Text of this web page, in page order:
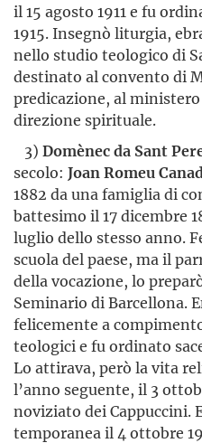
il 15 agosto 1911 e fu
1915. Insegnò liturgia,
nello studio teologico di
destinato al convento di
predicazione, al
direzione spirituale.
3) Domènec da Sant
secolo: Joan Romeu
1882 da una famiglia di
battesimo il 17 dicembre
luglio dello stesso anno.
scuola del paese, ma il
della vocazione, lo
Seminario di Barcellona.
felicemente a
teologici e fu ordinato
Lo attirava, però la vita
l’anno seguente, il 3
noviziato dei Cappuccini.
temporanea il 4 ottobre